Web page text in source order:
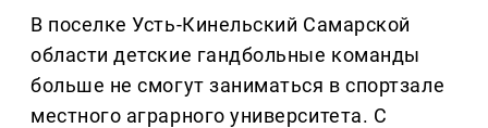
В поселке Усть-Кинельский Самарской
области детские гандбольные команды
больше не смогут заниматься в спортзале
местного аграрного университета. С